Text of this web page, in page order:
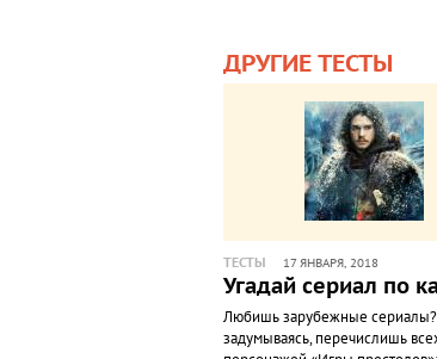
ДРУГИЕ ТЕСТЫ
ТЕСТЫ 17 ЯНВАРЯ, 2018
Угадай сериал по
Любишь зарубежные
задумываясь, перечислишь